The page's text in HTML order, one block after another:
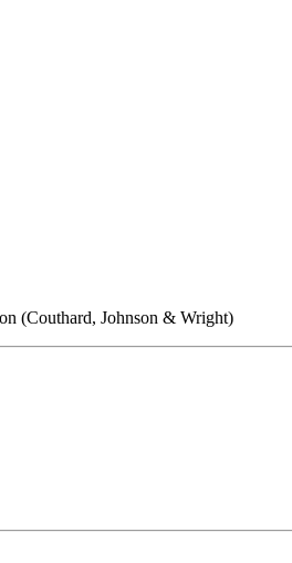
(Couthard, Johnson & Wright)